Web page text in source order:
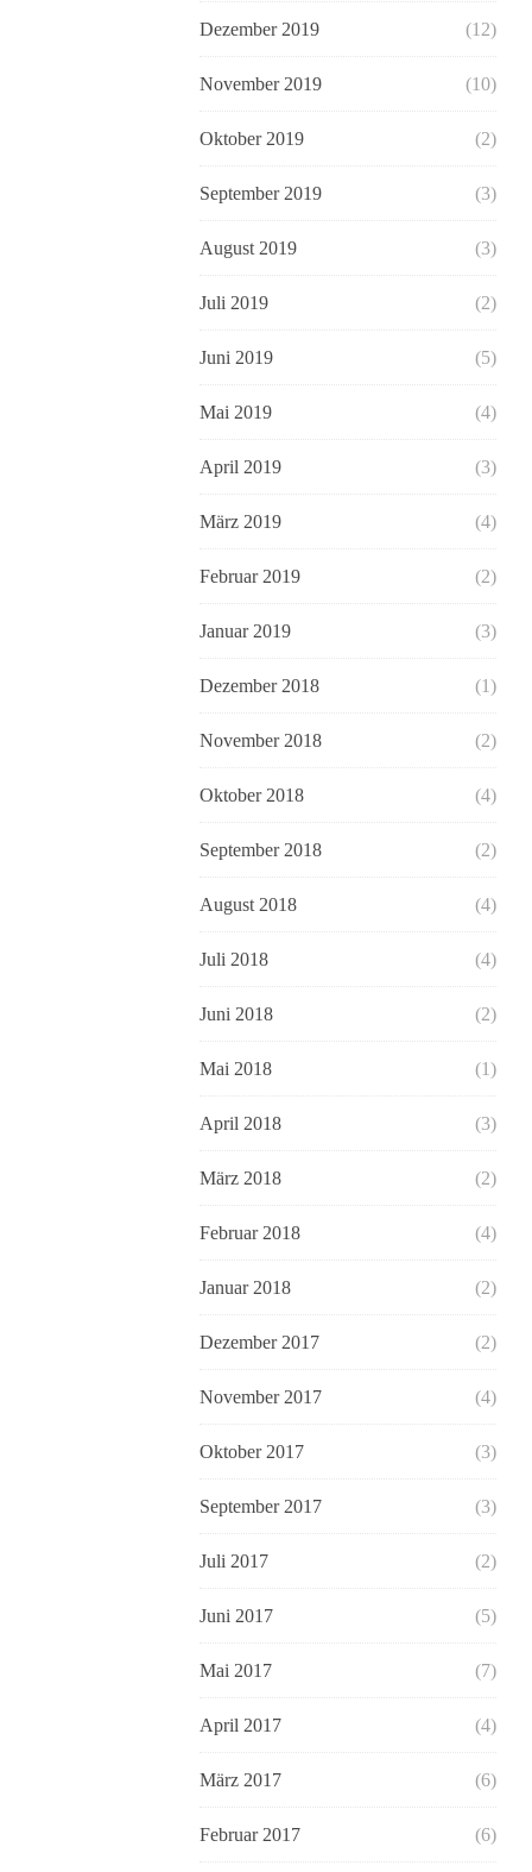
Dezember 2019 (12)
November 2019 (10)
Oktober 2019 (2)
September 2019 (3)
August 2019 (3)
Juli 2019 (2)
Juni 2019 (5)
Mai 2019 (4)
April 2019 (3)
März 2019 (4)
Februar 2019 (2)
Januar 2019 (3)
Dezember 2018 (1)
November 2018 (2)
Oktober 2018 (4)
September 2018 (2)
August 2018 (4)
Juli 2018 (4)
Juni 2018 (2)
Mai 2018 (1)
April 2018 (3)
März 2018 (2)
Februar 2018 (4)
Januar 2018 (2)
Dezember 2017 (2)
November 2017 (4)
Oktober 2017 (3)
September 2017 (3)
Juli 2017 (2)
Juni 2017 (5)
Mai 2017 (7)
April 2017 (4)
März 2017 (6)
Februar 2017 (6)